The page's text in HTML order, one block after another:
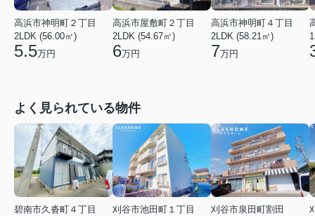
高浜市神明町２丁目
2LDK (56.00㎡)
5.5万円
高浜市屋敷町２丁目
2LDK (54.67㎡)
6万円
高浜市神明町４丁目
2LDK (58.21㎡)
7万円
よく見られている物件
碧南市久沓町４丁目
刈谷市池田町１丁目
刈谷市泉田町割田